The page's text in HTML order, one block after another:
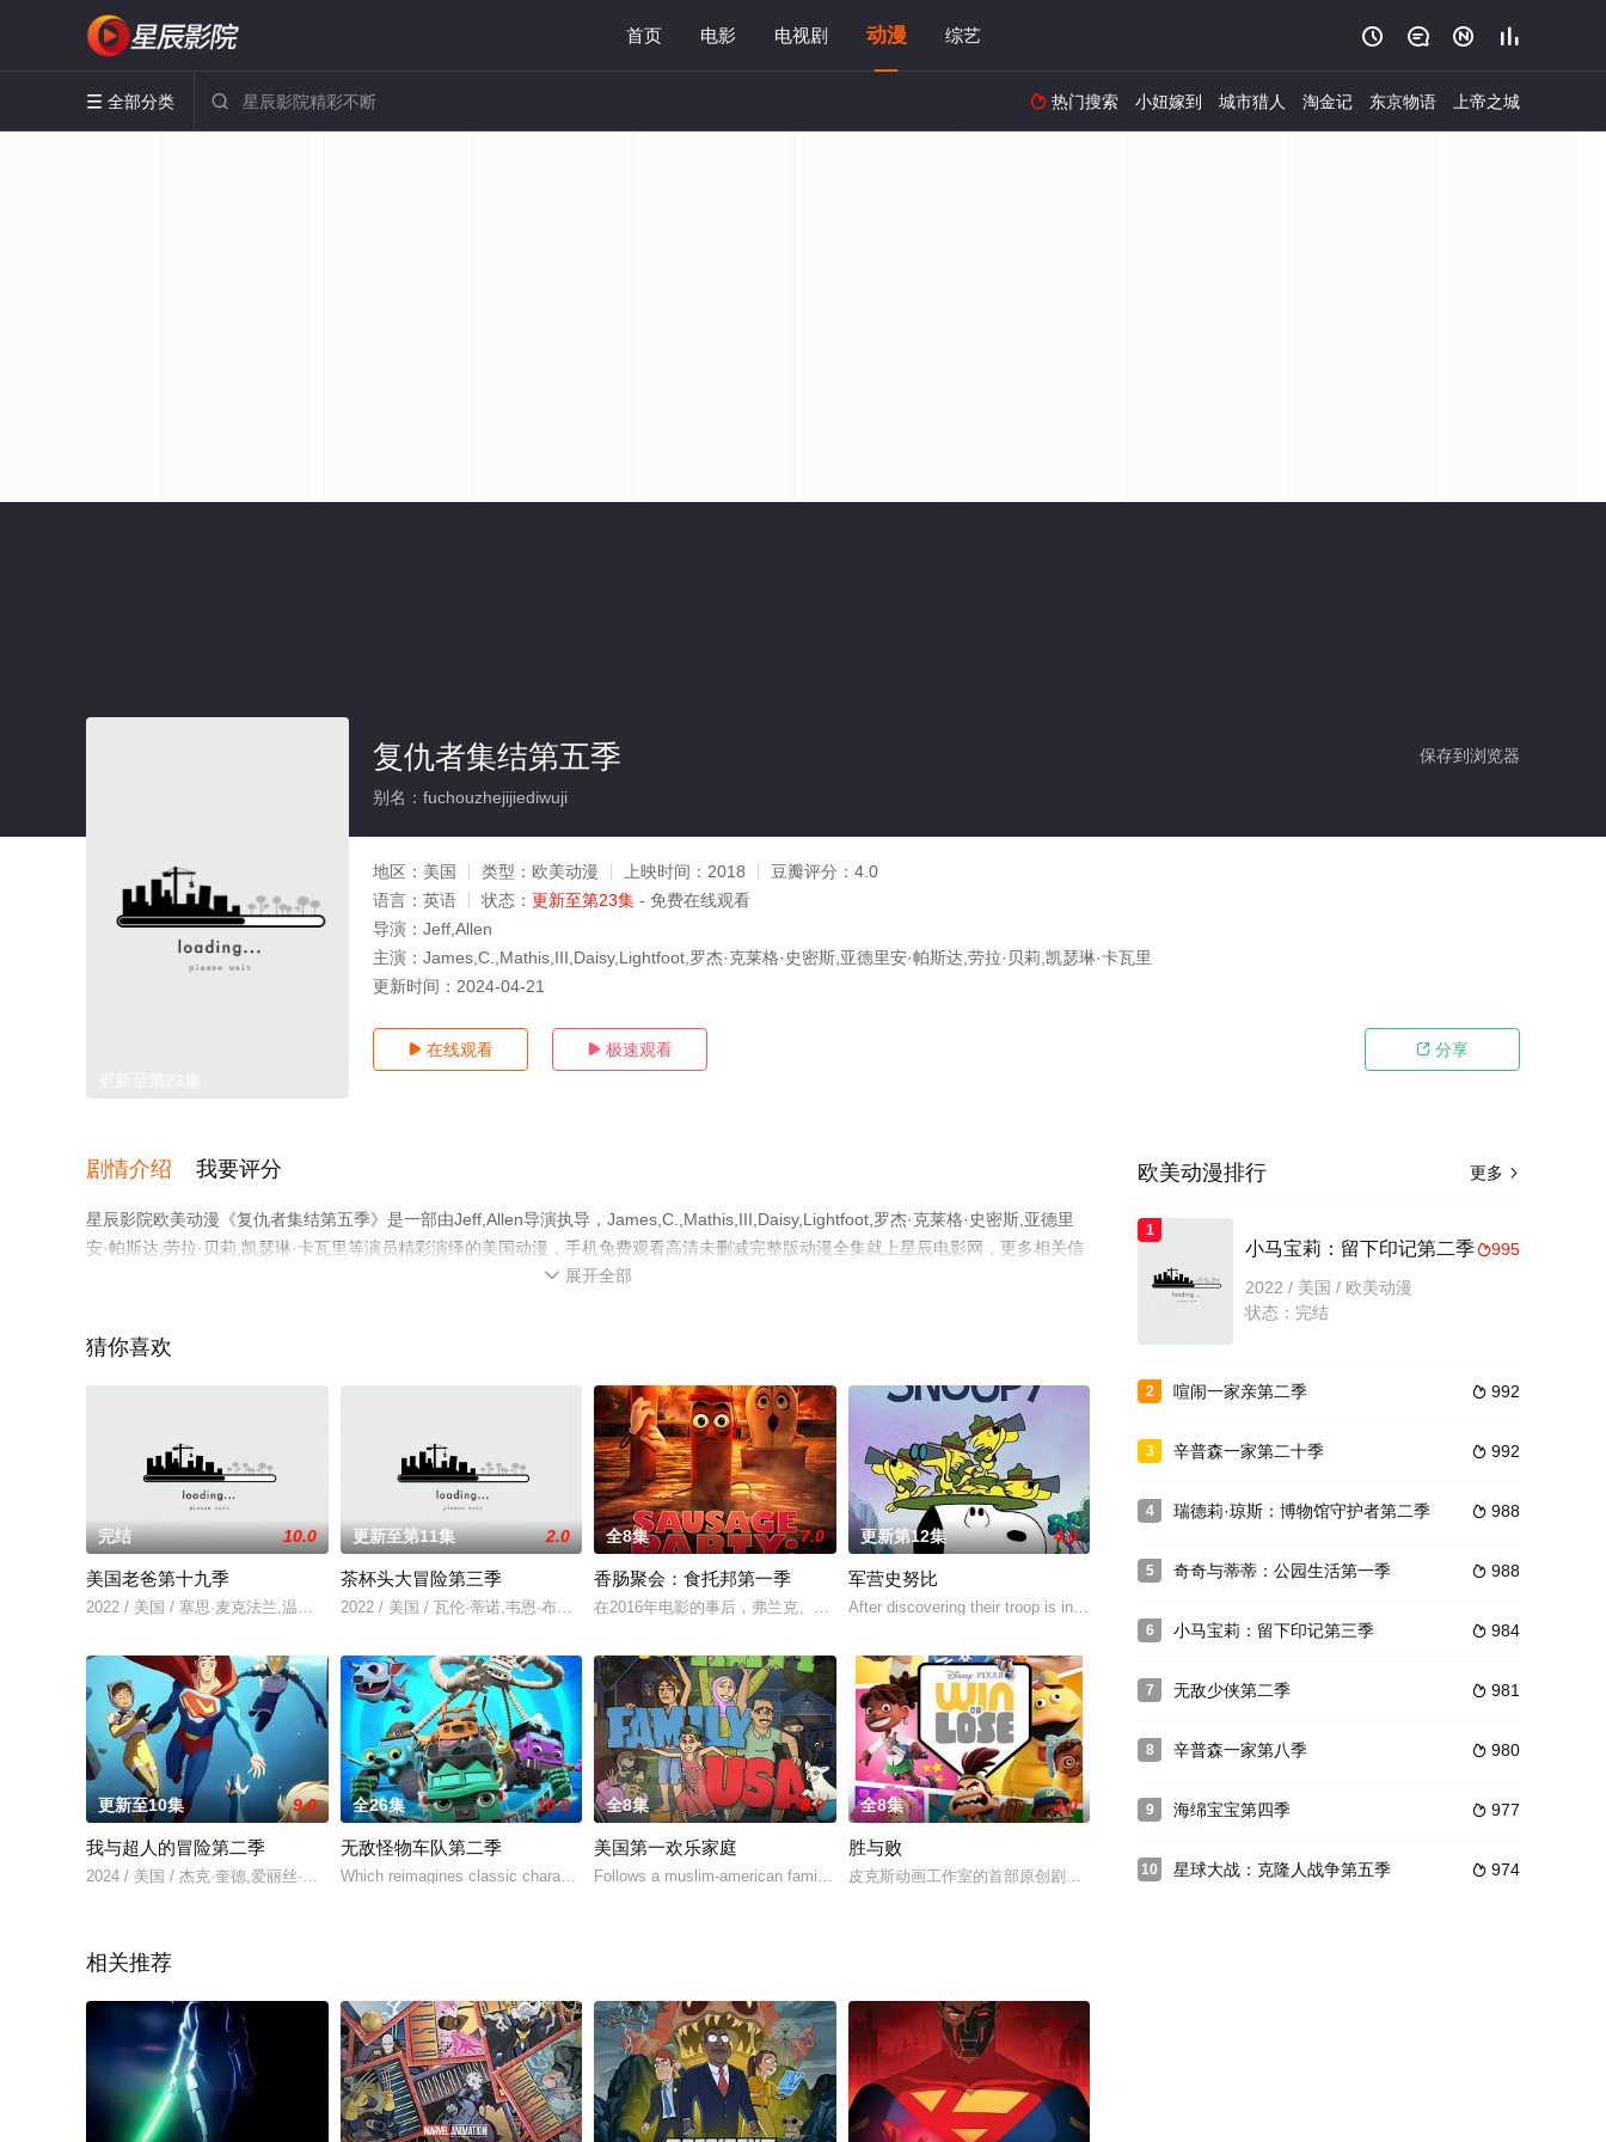
首页 电影 电视剧 动漫 综艺    
 全部分类   热门搜索 小妞嫁到 城市猎人 淘金记 东京物语 上帝之城
保存到浏览器
复仇者集结第五季
别名：fuchouzhejijiediwuji
地区： 美国 类型： 欧美动漫 上映时间： 2018 豆瓣评分： 4.0
语言： 英语 状态： 更新至第23集 - 免费在线观看
导演： Jeff,Allen
主演： James,C.,Mathis,III,Daisy,Lightfoot,罗杰·克莱格·史密斯,亚德里安·帕斯达,劳拉·贝莉,凯瑟琳·卡瓦里
更新时间： 2024-04-21
 在线观看  极速观看  分享
剧情介绍 我要评分
星辰影院欧美动漫《复仇者集结第五季》是一部由Jeff,Allen导演执导，James,C.,Mathis,III,Daisy,Lightfoot,罗杰·克莱格·史密斯,亚德里
安·帕斯达,劳拉·贝莉,凯瑟琳·卡瓦里等演员精彩演绎的美国动漫，手机免费观看高清未删减完整版动漫全集就上星辰电影网，更多相关信
 展开全部
猜你喜欢
完结 10.0
美国老爸第十九季
2022 / 美国 / 塞思·麦克法兰,温迪·夏尔,斯科特·格瑞恩斯,蕾切尔·麦克法兰,迪·布拉雷·贝克尔
更新至第11集 2.0
茶杯头大冒险第三季
2022 / 美国 / 瓦伦·蒂诺,韦恩·布莱迪
全8集 7.0
香肠聚会：食托邦第一季
在2016年电影的事后，弗兰克、布伦达、巴瑞和萨米试图建立自己的食物社会。
更新第12集 4.0
军营史努比
After discovering their troop is in danger of disbanding, Snoopy and the Beagle Scouts set off to immerse
更新至10集 9.0
我与超人的冒险第二季
2024 / 美国 / 杰克·奎德,爱丽丝·李,伊斯梅尔·萨希德,达雷尔·布朗,乔尔·德·拉·冯特,迈克尔·爱默生,杰森·马诺查,瑞德·斯科特,凯瑞·华格伦,黛布拉·威尔逊
全26集 10.0
无敌怪物车队第二季
Which reimagines classic characters as half-monster, half-truck vehicle heroes who team up to use their special powers to s
全8集 8.0
美国第一欢乐家庭
Follows a muslim-american family that must learn how to code-switch as they navigate the early 2000s.
全8集 2.0
胜与败
皮克斯动画工作室的首部原创剧集讲述了八个不同角色的交织故事，他们每个人都在为他们的大型冠军垒球
相关推荐
更多 
欧美动漫排行
1
995
小马宝莉：留下印记第二季
2022 / 美国 / 欧美动漫
状态：完结
2  992
喧闹一家亲第二季
3  992
辛普森一家第二十季
4  988
瑞德莉·琼斯：博物馆守护者第二季
5  988
奇奇与蒂蒂：公园生活第一季
6  984
小马宝莉：留下印记第三季
7  981
无敌少侠第二季
8  980
辛普森一家第八季
9  977
海绵宝宝第四季
10  974
星球大战：克隆人战争第五季